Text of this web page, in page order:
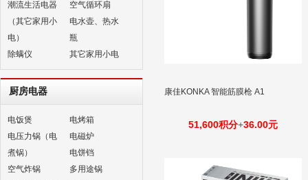
潮流生活电器
（其它家用小
电）
空气循环扇
电水壶、热水
瓶
除螨仪
其它家用小电
厨房电器
电饭煲
电烤箱
电压力锅（电
煮锅）
电磁炉
电饼铛
空气炸锅
多用途锅
康佳KONKA 智能筋膜枪 A1
51,600积分+36.00元